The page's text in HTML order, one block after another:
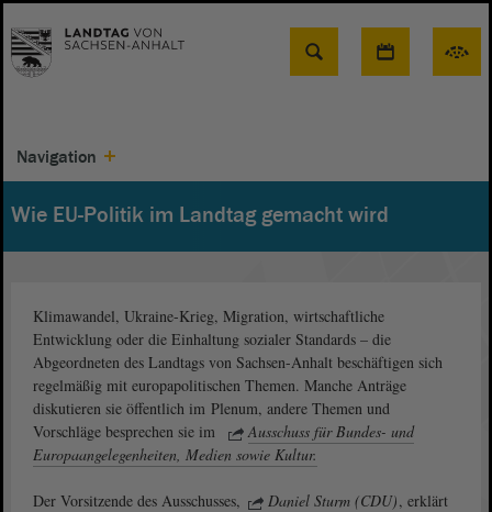
Suche
Navigation
Wie EU-Politik im Landtag gemacht wird
Klimawandel, Ukraine-Krieg, Migration, wirtschaftliche
Entwicklung oder die Einhaltung sozialer Standards – die
Abgeordneten des Landtags von Sachsen-Anhalt beschäftigen sich
regelmäßig mit europapolitischen Themen. Manche Anträge
diskutieren sie öffentlich im Plenum, andere Themen und
Vorschläge besprechen sie im
Ausschuss für Bundes- und
Europaangelegenheiten, Medien sowie Kultur.
Der Vorsitzende des Ausschusses, Daniel Sturm (CDU), erklärt